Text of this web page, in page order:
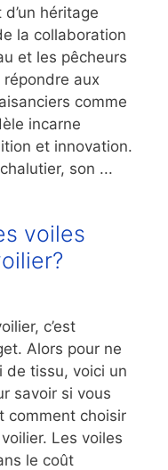
héritage
la collaboration
et les pêcheurs
aux
comme
incarne
et innovation.
son ...
voiles
c’est
Alors pour ne
de tissu, voici un
savoir si vous
comment choisir
Les voiles
le coût